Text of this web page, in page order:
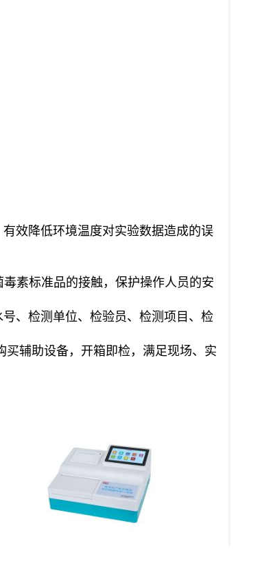
效降低环境温度对实验数据造成的误
素标准品的接触，保护操作人员的安
、检测单位、检验员、检测项目、检
辅助设备，开箱即检，满足现场、实